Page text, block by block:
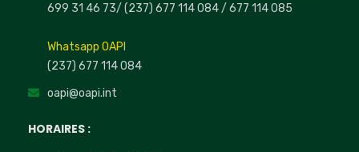
699 31 46 73/ (237) 677 114 084 / 677 114 085
Whatsapp OAPI
(237) 677 114 084
oapi@oapi.int
HORAIRES :